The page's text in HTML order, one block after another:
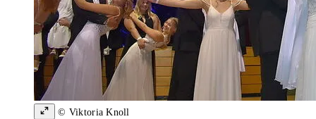
© Viktoria Knoll